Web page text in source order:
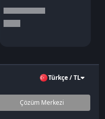
Türkçe / TL
Çözüm Merkezi